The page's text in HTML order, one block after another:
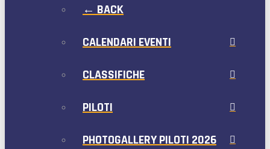
← BACK
CALENDARI EVENTI
CLASSIFICHE
PILOTI
PHOTOGALLERY PILOTI 2026